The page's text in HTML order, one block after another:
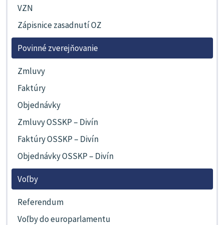
VZN
Zápisnice zasadnutí OZ
Povinné zverejňovanie
Zmluvy
Faktúry
Objednávky
Zmluvy OSSKP – Divín
Faktúry OSSKP – Divín
Objednávky OSSKP – Divín
Voľby
Referendum
Voľby do europarlamentu